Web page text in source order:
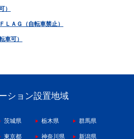
）
ＡＧ（自転車禁止）
車可）
ション設置地域
茨城県 栃木県 群馬県
東京都 神奈川県 新潟県